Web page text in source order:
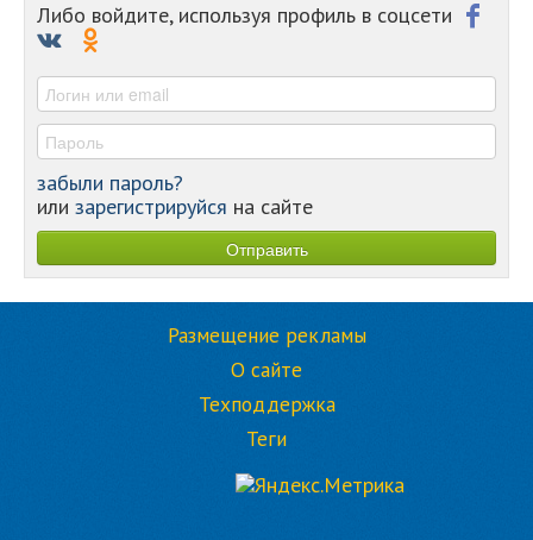
-
Либо войдите, используя профиль в соцсети
забыли пароль?
или зарегистрируйся на сайте
Размещение рекламы
О сайте
Техподдержка
Теги